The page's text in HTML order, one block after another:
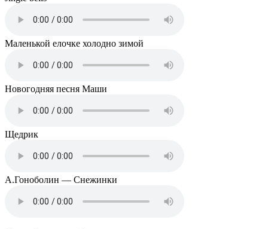
Маленькой елочке холодно зимой
Новогодняя песня Маши
Щедрик
А.Гоноболин — Снежинки